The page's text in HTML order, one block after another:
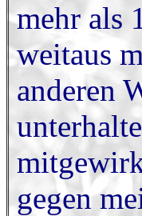
mehr als
weitaus
anderen
gegen